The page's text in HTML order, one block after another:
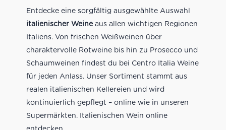
Entdecke eine sorgfältig ausgewählte Auswahl
italienischer Weineaus allen wichtigen Regionen
Italiens. Von frischen Weißweinen über
charaktervolle Rotweine bis hin zu Prosecco und
Schaumweinen findest du bei Centro Italia Weine
für jeden Anlass. Unser Sortiment stammt aus
realen italienischen Kellereien und wird
kontinuierlich gepflegt – online wie in unseren
Supermärkten. Italienischen Wein online